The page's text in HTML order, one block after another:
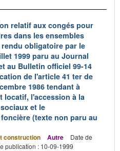
relatif aux congés pour
dans les ensembles
obligatoire par le
1999 paru au Journal
au Bulletin officiel 99-14
de l'article 41 ter de
1986 tendant à
locatif, l'accession à la
et le
(texte non paru au
construction Autre
Date de
publication : 10-09-1999